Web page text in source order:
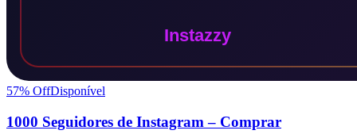
57% OffDisponível
1000 Seguidores de Instagram – Comprar